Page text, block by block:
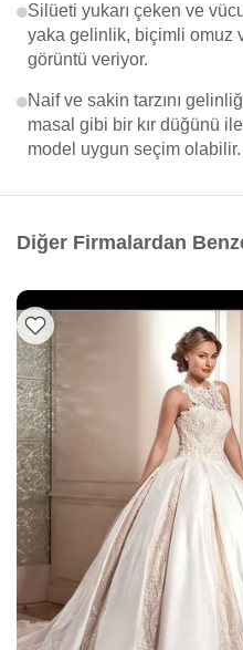
Silüeti yukarı çeken ve
yaka gelinlik, biçimli omuz
görüntü veriyor.
Naif ve sakin tarzını
masal gibi bir kır düğünü
model uygun seçim olabilir.
Diğer Firmalardan